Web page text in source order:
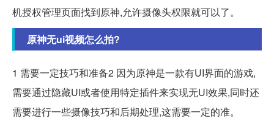
机授权管理页面找到原神,允许摄像头权限就可以了。
原神无ui视频怎么拍?
1 需要一定技巧和准备2 因为原神是一款有UI界面的游戏,
需要通过隐藏UI或者使用特定插件来实现无UI效果,同时还
需要进行一些摄像技巧和后期处理,这需要一定的准。